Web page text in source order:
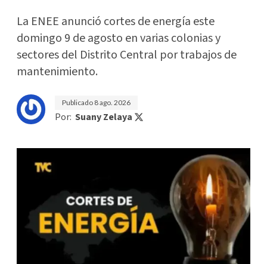
La ENEE anunció cortes de energía este
domingo 9 de agosto en varias colonias y
sectores del Distrito Central por trabajos de
mantenimiento.
Publicado 8 ago. 2026
Por: Suany Zelaya